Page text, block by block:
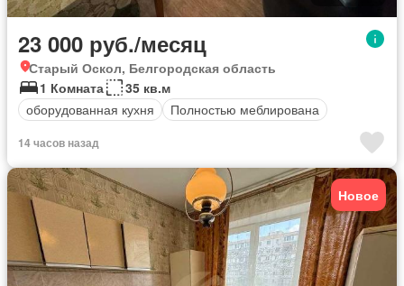
23 000 руб./месяц
Старый Оскол, Белгородская область
1 Комната
35 кв.м
оборудованная кухня
Полностью меблирована
14 часов назад
Новое